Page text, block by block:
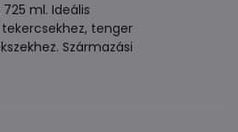
ml. Ideális
tenger
Származási